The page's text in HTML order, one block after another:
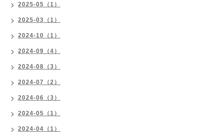
2025-05（1）
2025-03（1）
2024-10（1）
2024-09（4）
2024-08（3）
2024-07（2）
2024-06（3）
2024-05（1）
2024-04（1）